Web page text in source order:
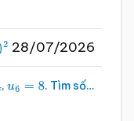
28/07/2026
, u6 =8 . Tìm số…